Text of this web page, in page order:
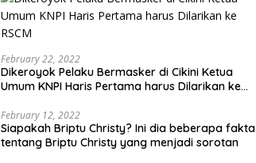
February 22, 2022
Dikeroyok Pelaku Bermasker di Cikini Ketua
Umum KNPI Haris Pertama harus Dilarikan ke
February 12, 2022
Siapakah Briptu Christy? Ini dia beberapa fakta
tentang Briptu Christy yang menjadi sorotan